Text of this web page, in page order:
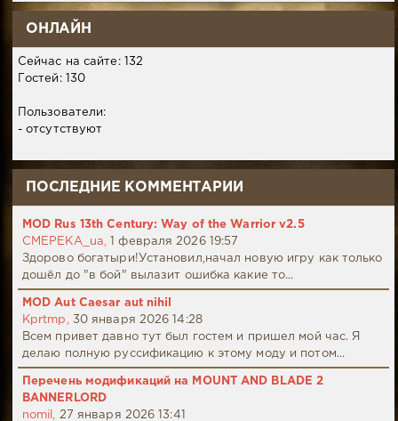
ОНЛАЙН
Сейчас на сайте: 132
Гостей: 130
Пользователи:
- отсутствуют
ПОСЛЕДНИЕ КОММЕНТАРИИ
MOD Rus 13th Century: Way of the Warrior v2.5
CMEPEKA_ua,
1 февраля 2026 19:57
Здорово богатыри!Установил,начал новую игру как только
дошёл до "в бой" вылазит ошибка какие то...
MOD Aut Caesar aut nihil
Kprtmp,
30 января 2026 14:28
Всем привет давно тут был гостем и пришел мой час. Я
делаю полную руссификацию к этому моду и потом...
Перечень модификаций на MOUNT AND BLADE 2
BANNERLORD
nomil,
27 января 2026 13:41